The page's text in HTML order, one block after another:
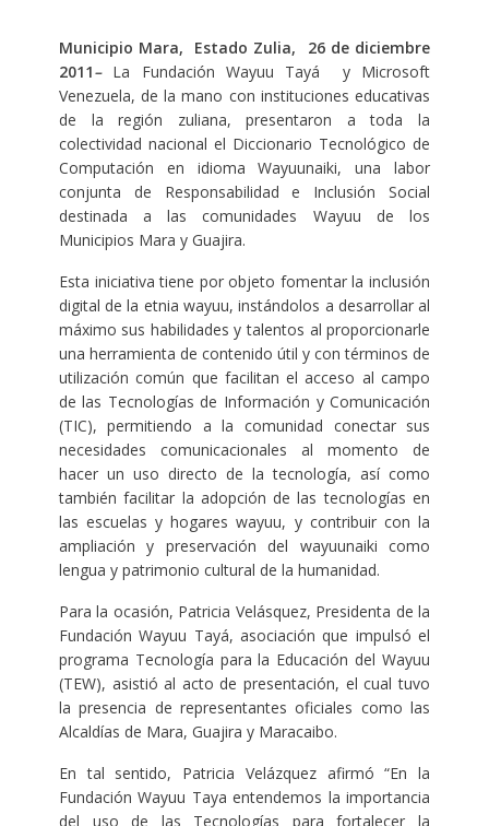
Municipio Mara, Estado Zulia, 26 de diciembre
2011–La Fundación Wayuu Tayá y Microsoft
Venezuela, de la mano con instituciones educativas
de la región zuliana, presentaron a toda la
colectividad nacional el Diccionario Tecnológico de
Computación en idioma Wayuunaiki, una labor
conjunta de Responsabilidad e Inclusión Social
destinada a las comunidades Wayuu de los
Municipios Mara y Guajira.
Esta iniciativa tiene por objeto fomentar la inclusión
digital de la etnia wayuu, instándolos a desarrollar al
máximo sus habilidades y talentos al proporcionarle
una herramienta de contenido útil y con términos de
utilización común que facilitan el acceso al campo
de las Tecnologías de Información y Comunicación
(TIC), permitiendo a la comunidad conectar sus
necesidades comunicacionales al momento de
hacer un uso directo de la tecnología, así como
también facilitar la adopción de las tecnologías en
las escuelas y hogares wayuu, y contribuir con la
ampliación y preservación del wayuunaiki como
lengua y patrimonio cultural de la humanidad.
Para la ocasión, Patricia Velásquez, Presidenta de la
Fundación Wayuu Tayá, asociación que impulsó el
programa Tecnología para la Educación del Wayuu
(TEW), asistió al acto de presentación, el cual tuvo
la presencia de representantes oficiales como las
Alcaldías de Mara, Guajira y Maracaibo.
En tal sentido, Patricia Velázquez afirmó “En la
Fundación Wayuu Taya entendemos la importancia
del uso de las Tecnologías para fortalecer la